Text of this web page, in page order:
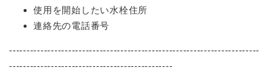
使用を開始したい水栓住所
連絡先の電話番号
------------------------------------------------------------------------
-----------------------------------------------